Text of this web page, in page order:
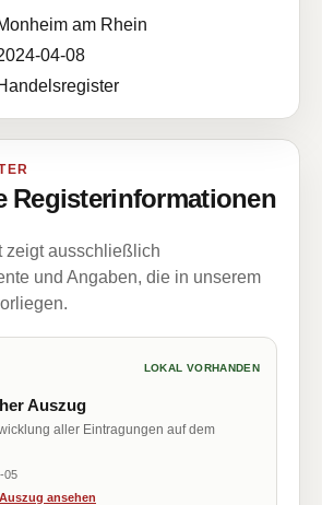
am Rhein
04-08
Registerinformationen
zeigt ausschließlich
und Angaben, die in unserem
LOKAL VORHANDEN
Auszug
aller Eintragungen auf dem
05
ansehen